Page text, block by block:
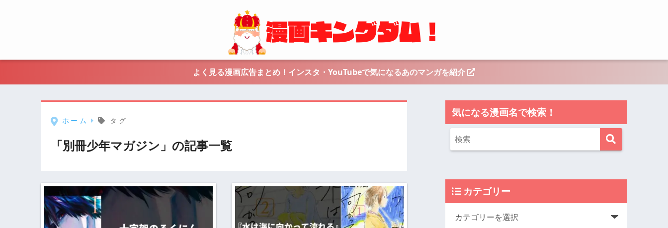
よく見る漫画広告まとめ！インスタ・YouTubeで気になるあのマンガを紹介
ホーム タグ
「別冊少年マガジン」の記事一覧
気になる漫画名で検索！
カテゴリー